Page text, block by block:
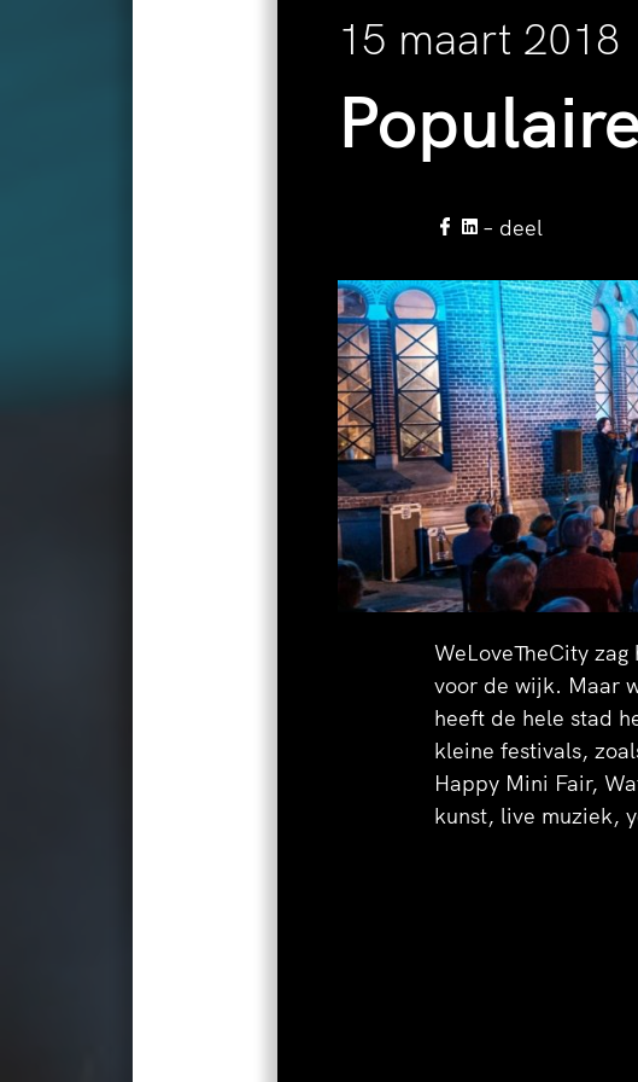
15 maart 2018
– deel
WeLoveTheCity
voor de wijk. Maar
heeft de hele stad
kleine festivals,
Happy Mini Fair,
kunst, live muziek,